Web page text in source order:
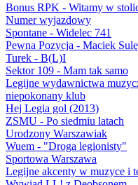
Bonus RPK - Witamy w
Numer wyjazdowy
Spontane - Widelec 741
Pewna Pozycja - Maciek
Turek - B(L)I
Sektor 109 - Mam tak samo
Legijne wydawnictwa
niepokonany klub
Hej Legia gol (2013)
ZSMU - Po siedmiu latach
Urodzony Warszawiak
Wuem - "Droga legionisty"
Sportowa Warszawa
Legijne akcenty w muzyce i